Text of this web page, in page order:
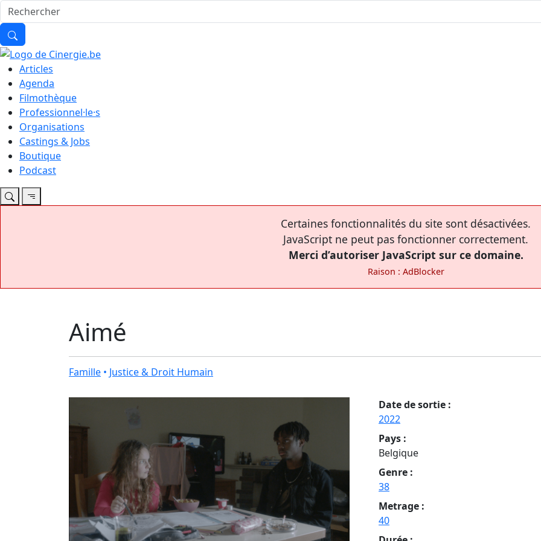
Articles
Agenda
Filmothèque
Professionnel·le·s
Organisations
Castings & Jobs
Boutique
Podcast
Certaines fonctionnalités du site sont désactivées.
JavaScript ne peut pas fonctionner correctement.
Merci d’autoriser JavaScript sur ce domaine.
Raison : AdBlocker
Aimé
Famille • Justice & Droit Humain
Date de sortie :
2022
Pays :
Belgique
Genre :
38
Metrage :
40